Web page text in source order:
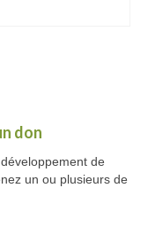
don
de
un ou plusieurs de